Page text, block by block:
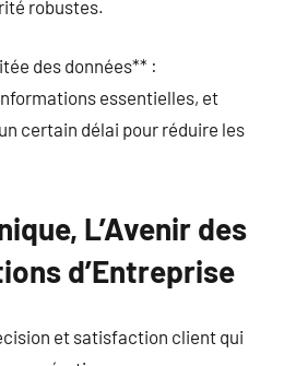
robustes.
des données** :
essentielles, et
certain délai pour réduire les
L’Avenir des
d’Entreprise
et satisfaction client qui